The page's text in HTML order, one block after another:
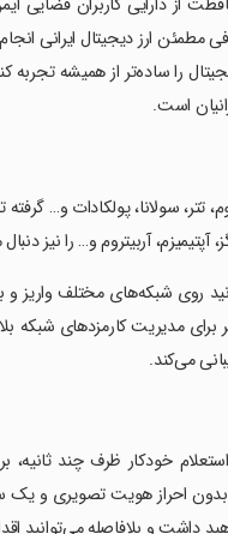
از دارایی کاربران فضایی
ارز دیجیتال ایرانی
را ساده‌تر از همیشه
است.
تتر، سولانا، پولکادات و…
آپتیمیزم، آربیتروم و… را نیز
روی شبکه‌های مختلف واریز و
چین آوالانچ و ۷۰ شبکه دیگر برای
می‌کند.
خودکار ظرف چند
احراز هویت تصویری و یک